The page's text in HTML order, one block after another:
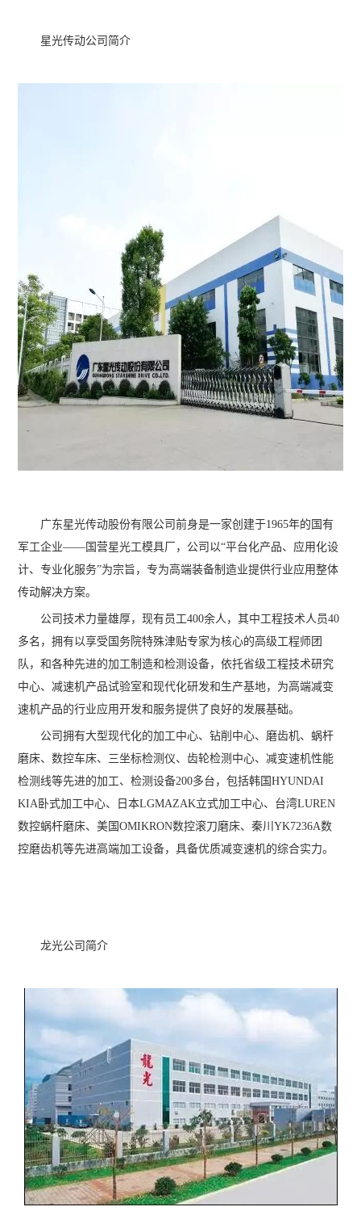
星光传动公司简介
广东星光传动股份有限公司前身是一家创建于1965年的国有
军工企业——国营星光工模具厂，公司以“平台化产品、应用化设
计、专业化服务”为宗旨，专为高端装备制造业提供行业应用整体
传动解决方案。
公司技术力量雄厚，现有员工400余人，其中工程技术人员40
多名，拥有以享受国务院特殊津贴专家为核心的高级工程师团
队，和各种先进的加工制造和检测设备，依托省级工程技术研究
中心、减速机产品试验室和现代化研发和生产基地，为高端减变
速机产品的行业应用开发和服务提供了良好的发展基础。
公司拥有大型现代化的加工中心、钻削中心、磨齿机、蜗杆
磨床、数控车床、三坐标检测仪、齿轮检测中心、减变速机性能
检测线等先进的加工、检测设备200多台，包括韩国HYUNDAI
KIA卧式加工中心、日本LGMAZAK立式加工中心、台湾LUREN
数控蜗杆磨床、美国OMIKRON数控滚刀磨床、秦川YK7236A数
控磨齿机等先进高端加工设备，具备优质减变速机的综合实力。
龙光公司简介